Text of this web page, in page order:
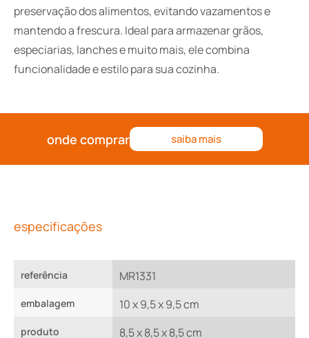
preservação dos alimentos, evitando vazamentos e
mantendo a frescura. Ideal para armazenar grãos,
especiarias, lanches e muito mais, ele combina
funcionalidade e estilo para sua cozinha.
onde comprar saiba mais
especificações
referência MR1331
embalagem 10 x 9,5 x 9,5 cm
produto 8,5 x 8,5 x 8,5 cm